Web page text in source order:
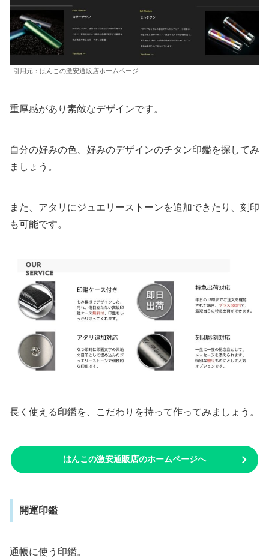
引用元：はんこの激安通販店ホームページ
重厚感があり素敵なデザインです。
自分の好みの色、好みのデザインのチタン印鑑を探してみ
ましょう。
また、アタリにジュエリーストーンを追加できたり、刻印
も可能です。
長く使える印鑑を、こだわりを持って作ってみましょう。
はんこの激安通販店のホームページへ
開運印鑑
通帳に使う印鑑。